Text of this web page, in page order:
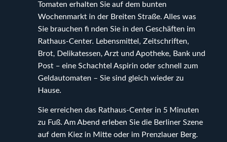
Tomaten erhalten Sie auf dem bunten
Wochenmarkt in der Breiten Straße. Alles was
Sie brauchen fi nden Sie in den Geschäften im
Rathaus-Center. Lebensmittel, Zeitschriften,
Brot, Delikatessen, Arzt und Apotheke, Bank und
Post – eine Schachtel Aspirin oder schnell zum
Geldautomaten – Sie sind gleich wieder zu
Hause.
Sie erreichen das Rathaus-Center in 5 Minuten
zu Fuß. Am Abend erleben Sie die Berliner Szene
auf dem Kiez in Mitte oder im Prenzlauer Berg.